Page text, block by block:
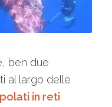
ben due
al largo delle
in reti